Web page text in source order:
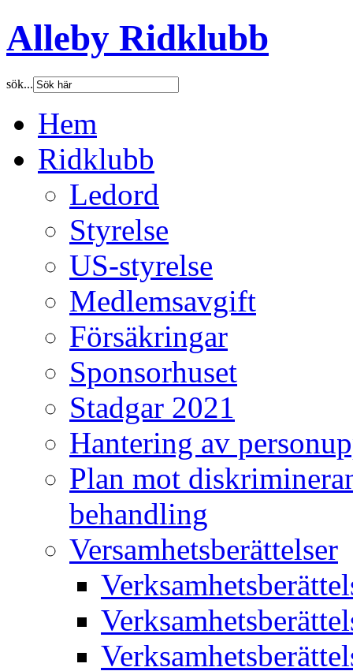
Alleby Ridklubb
sök...
Hem
Ridklubb
Ledord
Styrelse
US-styrelse
Medlemsavgift
Försäkringar
Sponsorhuset
Stadgar 2021
Hantering av
Plan mot
behandling
Versamhetsberättelser